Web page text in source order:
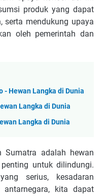
produk yang dapat
serta mendukung upaya
oleh pemerintah dan
- Hewan Langka di Dunia
Langka di Dunia
Langka di Dunia
Sumatra adalah hewan
untuk dilindungi.
serius, kesadaran
kita dapat